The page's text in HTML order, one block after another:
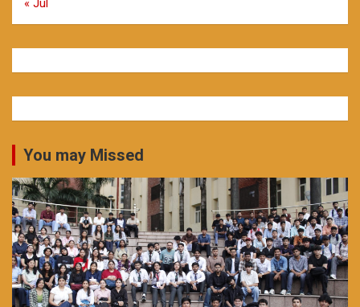
« Jul
You may Missed